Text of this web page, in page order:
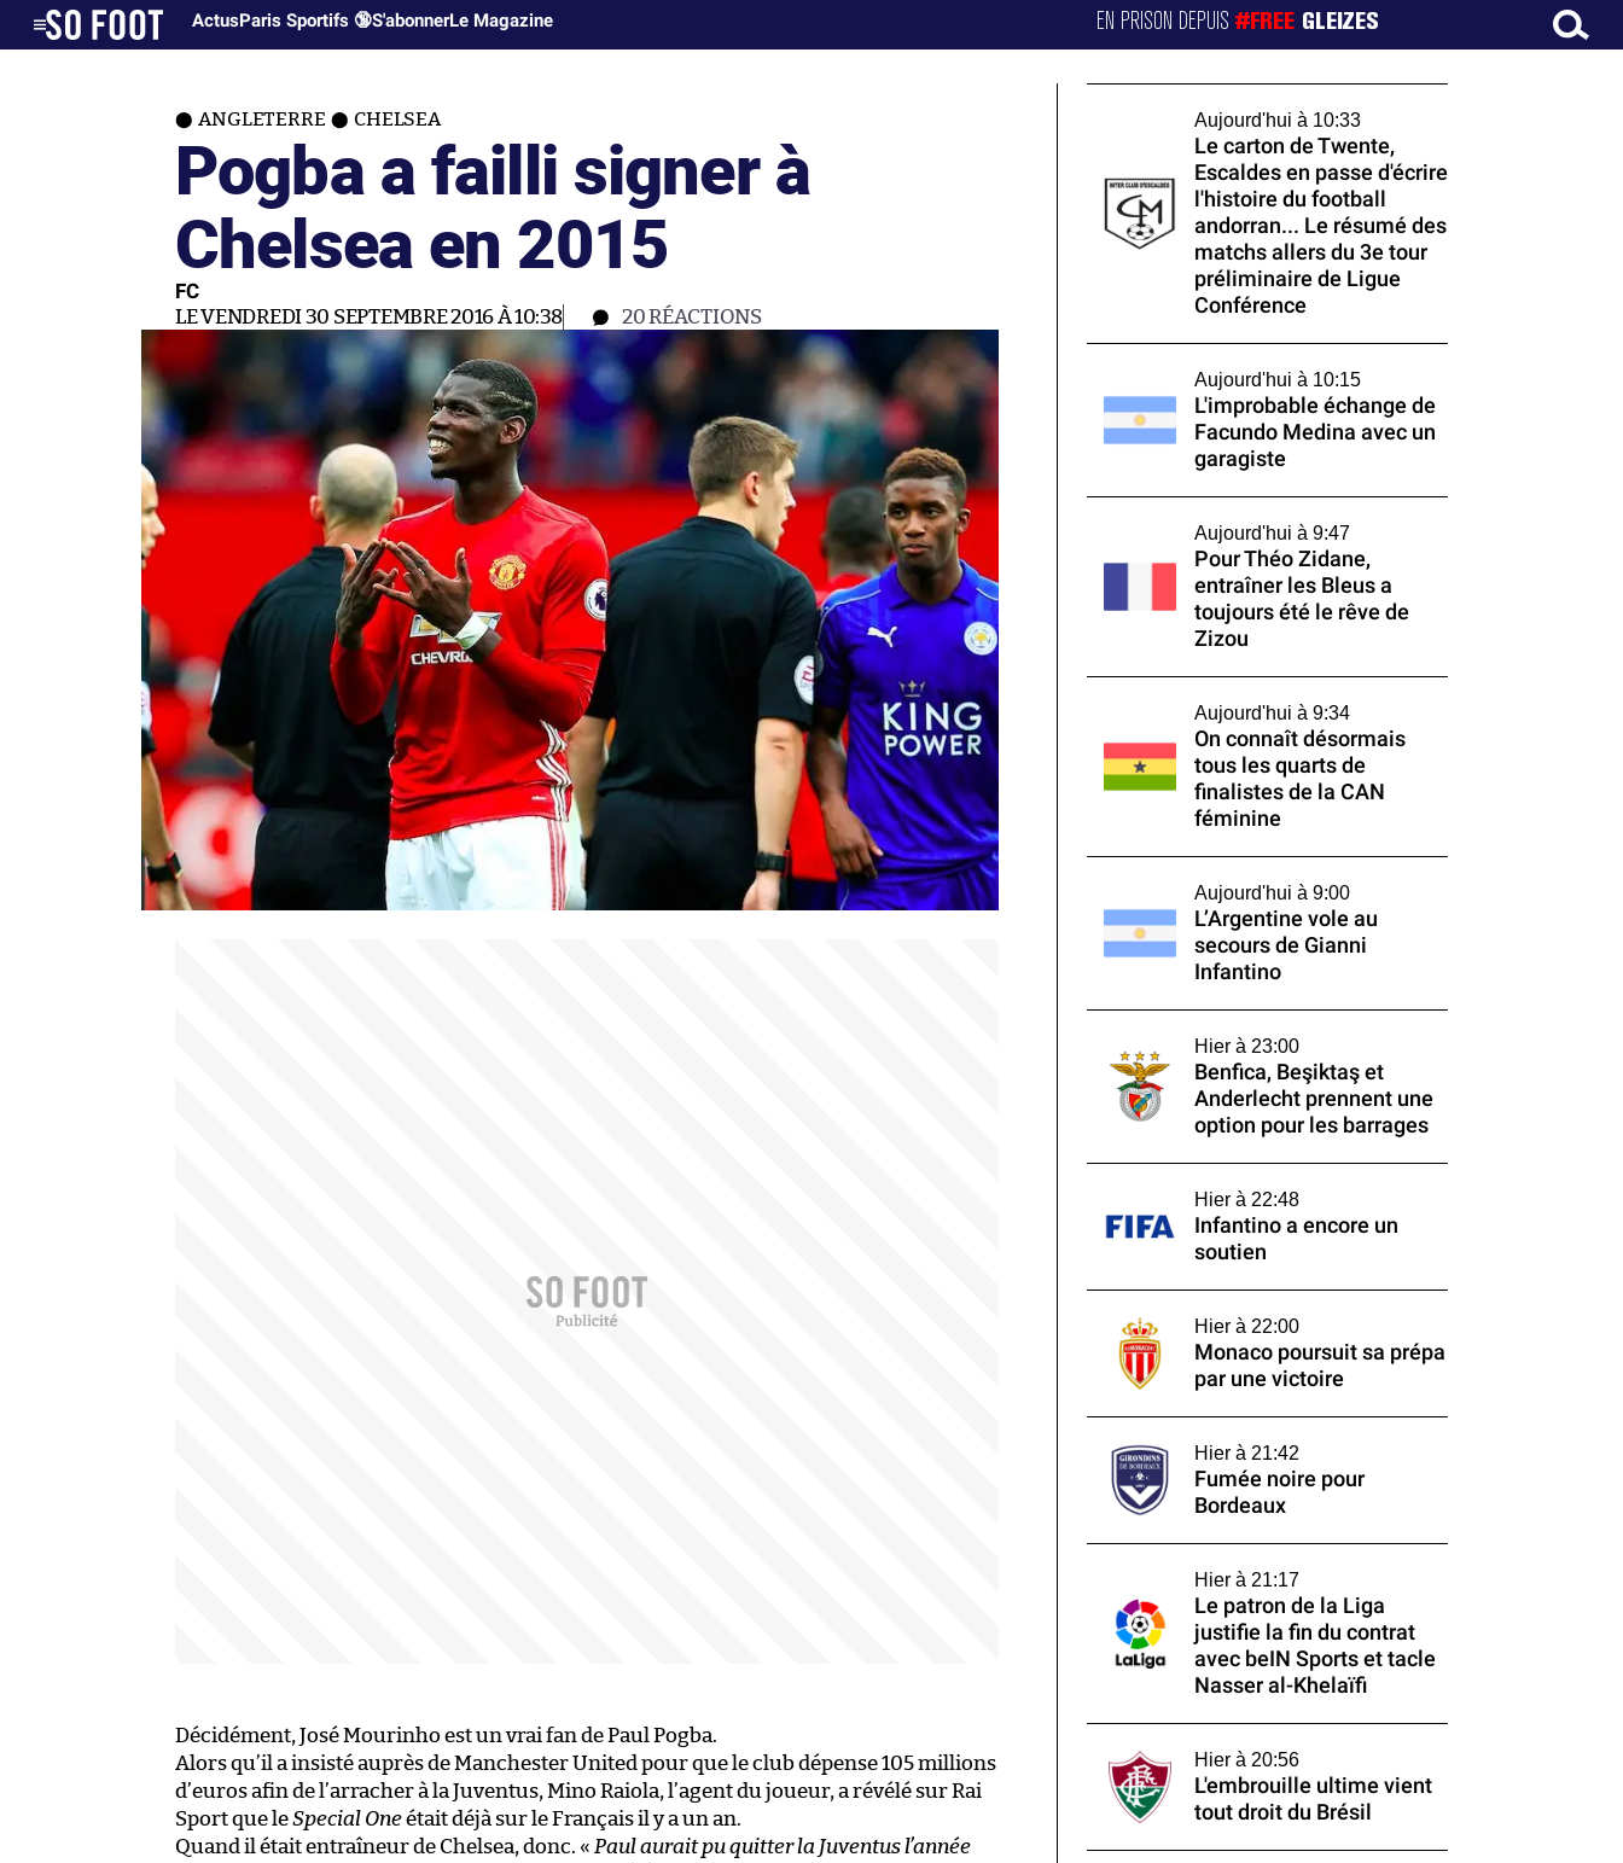
ActusParis Sportifs 🔞S'abonnerLe Magazine EN PRISON DEPUIS#FREE GLEIZES
ANGLETERRE CHELSEA
Pogba a failli signer à
Chelsea en 2015
FC
LE VENDREDI 30 SEPTEMBRE 2016 À 10:38 20RÉACTIONS
Décidément, José Mourinho est un vrai fan de Paul Pogba.
Alors qu’il a insisté auprès de Manchester United pour que le club dépense 105 millions
d’euros afin de l’arracher à la Juventus, Mino Raiola, l’agent du joueur, a révélé sur Rai
Sport que leSpecial Oneétait déjà sur le Français il y a un an.
Quand il était entraîneur de Chelsea, donc. « Paul aurait pu quitter la Juventus l’année
Aujourd'hui à 10:33
Le carton de Twente,
Escaldes en passe d'écrire
l'histoire du football
andorran... Le résumé des
matchs allers du 3e tour
préliminaire de Ligue
Conférence
Aujourd'hui à 10:15
L'improbable échange de
Facundo Medina avec un
garagiste
Aujourd'hui à 9:47
Pour Théo Zidane,
entraîner les Bleus a
toujours été le rêve de
Zizou
Aujourd'hui à 9:34
On connaît désormais
tous les quarts de
finalistes de la CAN
féminine
Aujourd'hui à 9:00
L’Argentine vole au
secours de Gianni
Infantino
Hier à 23:00
Benfica, Beşiktaş et
Anderlecht prennent une
option pour les barrages
Hier à 22:48
Infantino a encore un
soutien
Hier à 22:00
Monaco poursuit sa prépa
par une victoire
Hier à 21:42
Fumée noire pour
Bordeaux
Hier à 21:17
Le patron de la Liga
justifie la fin du contrat
avec beIN Sports et tacle
Nasser al-Khelaïfi
Hier à 20:56
L'embrouille ultime vient
tout droit du Brésil